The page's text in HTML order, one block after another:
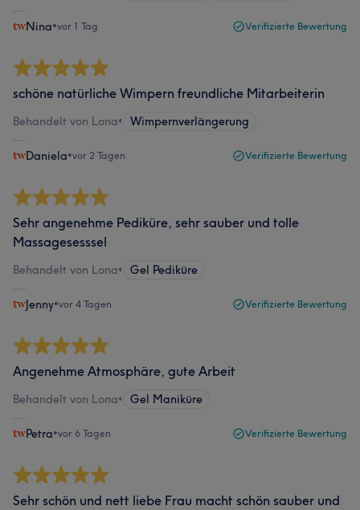
Nina•vor 1 Tag Verifizierte Bewertung
schöne natürliche Wimpern freundliche Mitarbeiterin
Behandelt von Lona• Wimpernverlängerung
Daniela•vor 2 Tagen Verifizierte Bewertung
Sehr angenehme Pediküre, sehr sauber und tolle
Massagesesssel
Behandelt von Lona• Gel Pediküre
Jenny•vor 4 Tagen Verifizierte Bewertung
Angenehme Atmosphäre, gute Arbeit
Behandelt von Lona• Gel Maniküre
Petra•vor 6 Tagen Verifizierte Bewertung
Sehr schön und nett liebe Frau macht schön sauber und